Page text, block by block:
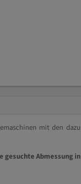
mit den
Abmessung